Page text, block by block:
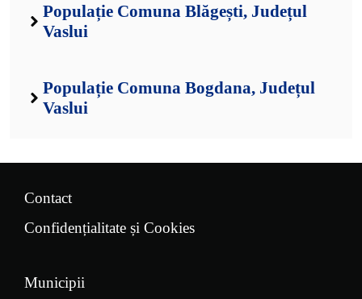
Populație Comuna Blăgești, Județul
Vaslui
Populație Comuna Bogdana, Județul
Vaslui
Contact
Confidențialitate și Cookies
Municipii